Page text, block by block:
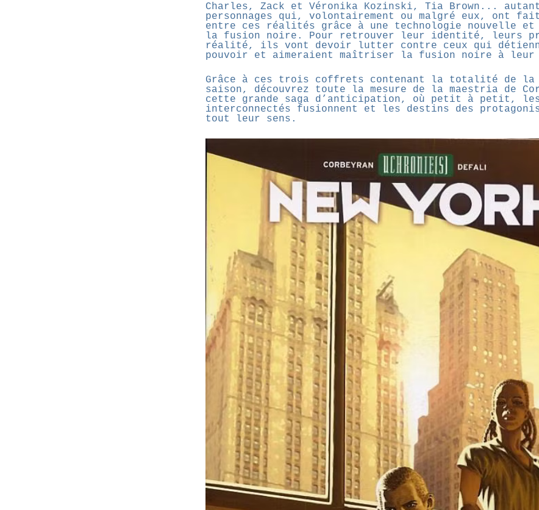
Charles, Zack et Véronika Kozinski, Tia Brown...
personnages qui, volontairement ou malgré eux, ont
entre ces réalités grâce à une technologie nouvelle et
la fusion noire. Pour retrouver leur identité, leurs
réalité, ils vont devoir lutter contre ceux qui
pouvoir et aimeraient maîtriser la fusion noire à
Grâce à ces trois coffrets contenant la totalité de la
saison, découvrez toute la mesure de la maestria de
cette grande saga d’anticipation, où petit à petit,
interconnectés fusionnent et les destins des
tout leur sens.